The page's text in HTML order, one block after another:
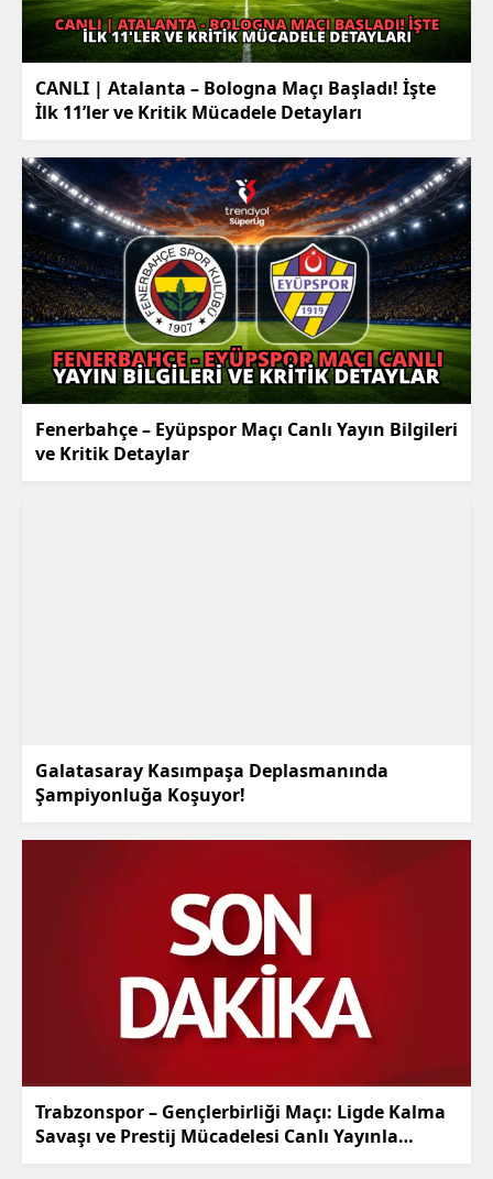
CANLI | Atalanta – Bologna Maçı Başladı! İşte
İlk 11’ler ve Kritik Mücadele Detayları
Fenerbahçe – Eyüpspor Maçı Canlı Yayın Bilgileri
ve Kritik Detaylar
Galatasaray Kasımpaşa Deplasmanında
Şampiyonluğa Koşuyor!
Trabzonspor – Gençlerbirliği Maçı: Ligde Kalma
Savaşı ve Prestij Mücadelesi Canlı Yayınla